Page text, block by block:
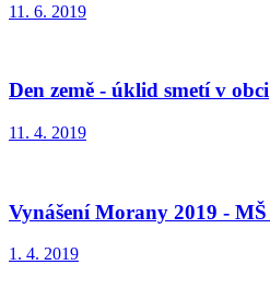
11. 6. 2019
Den země - úklid smetí v obci
11. 4. 2019
Vynášení Morany 2019 -
1. 4. 2019